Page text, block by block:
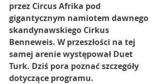
przez Circus Afrika pod
gigantycznym namiotem dawnego
skandynawskiego Cirkus
Benneweis. W przeszłości na tej
samej arenie występował Duet
Turk. Dziś pora poznać szczegóły
dotyczące programu.